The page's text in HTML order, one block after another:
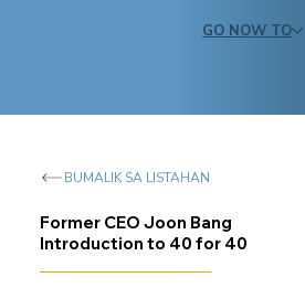
GO NOW TO
BUMALIK SA LISTAHAN
Former CEO Joon Bang
Introduction to 40 for 40